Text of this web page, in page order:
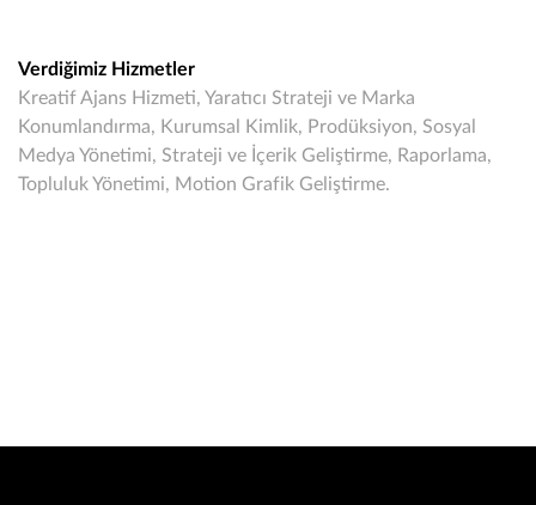
Verdiğimiz Hizmetler
Kreatif Ajans Hizmeti, Yaratıcı Strateji ve Marka
Konumlandırma, Kurumsal Kimlik, Prodüksiyon, Sosyal
Medya Yönetimi, Strateji ve İçerik Geliştirme, Raporlama,
Topluluk Yönetimi, Motion Grafik Geliştirme.